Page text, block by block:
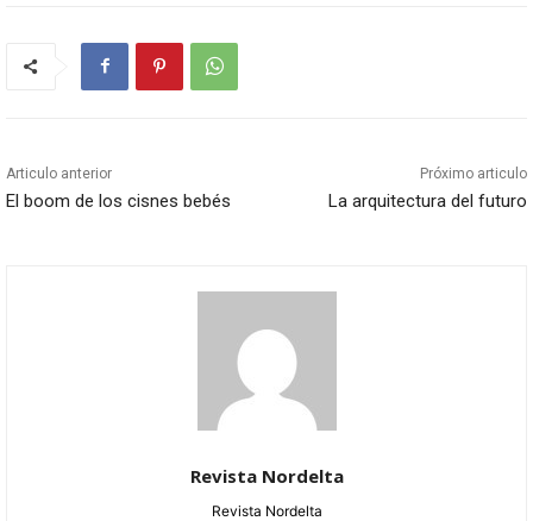
Articulo anterior
El boom de los cisnes bebés
Próximo articulo
La arquitectura del futuro
Revista Nordelta
Revista Nordelta